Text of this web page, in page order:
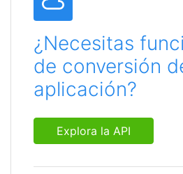
¿Necesitas
de conversión
aplicación?
Explora la API